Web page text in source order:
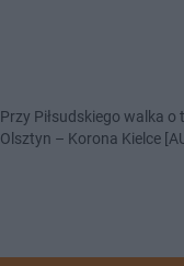
Przy Piłsudskiego walka o
Olsztyn – Korona Kielce